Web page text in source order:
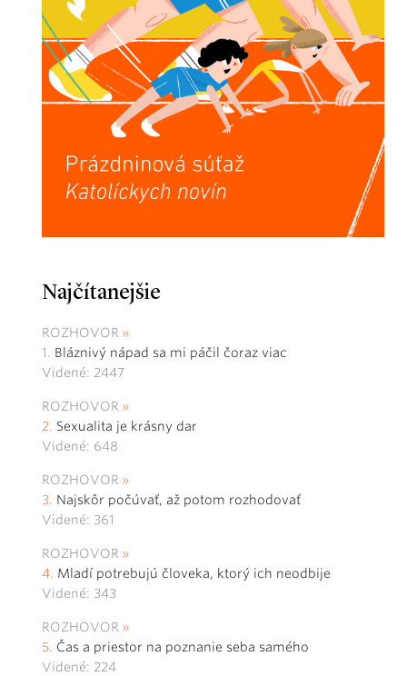
Najčítanejšie
ROZHOVOR
Bláznivý nápad sa mi páčil čoraz viac
Videné: 2447
ROZHOVOR
Sexualita je krásny dar
Videné: 648
ROZHOVOR
Najskôr počúvať, až potom rozhodovať
Videné: 361
ROZHOVOR
Mladí potrebujú človeka, ktorý ich neodbije
Videné: 343
ROZHOVOR
Čas a priestor na poznanie seba samého
Videné: 224